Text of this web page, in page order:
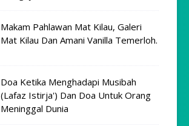
Makam Pahlawan Mat Kilau, Galeri
Mat Kilau Dan Amani Vanilla Temerloh.
Doa Ketika Menghadapi Musibah
(Lafaz Istirja') Dan Doa Untuk Orang
Meninggal Dunia